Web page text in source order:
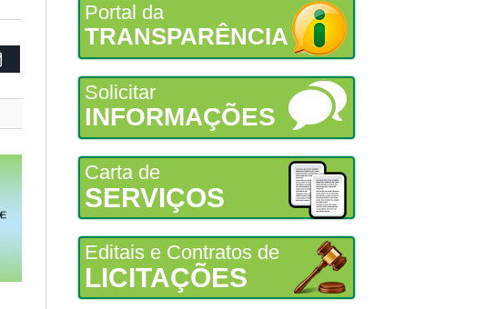
Email
Portal da
TRANSPARÊNCIA
Solicitar
INFORMAÇÕES
Carta de
SERVIÇOS
Editais e Contratos de
LICITAÇÕES